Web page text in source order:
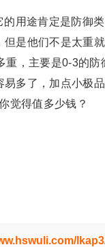
用途肯定是防御
是他们不是太重
重，主要是0-3的
多了，加点小极
觉得值多少钱？